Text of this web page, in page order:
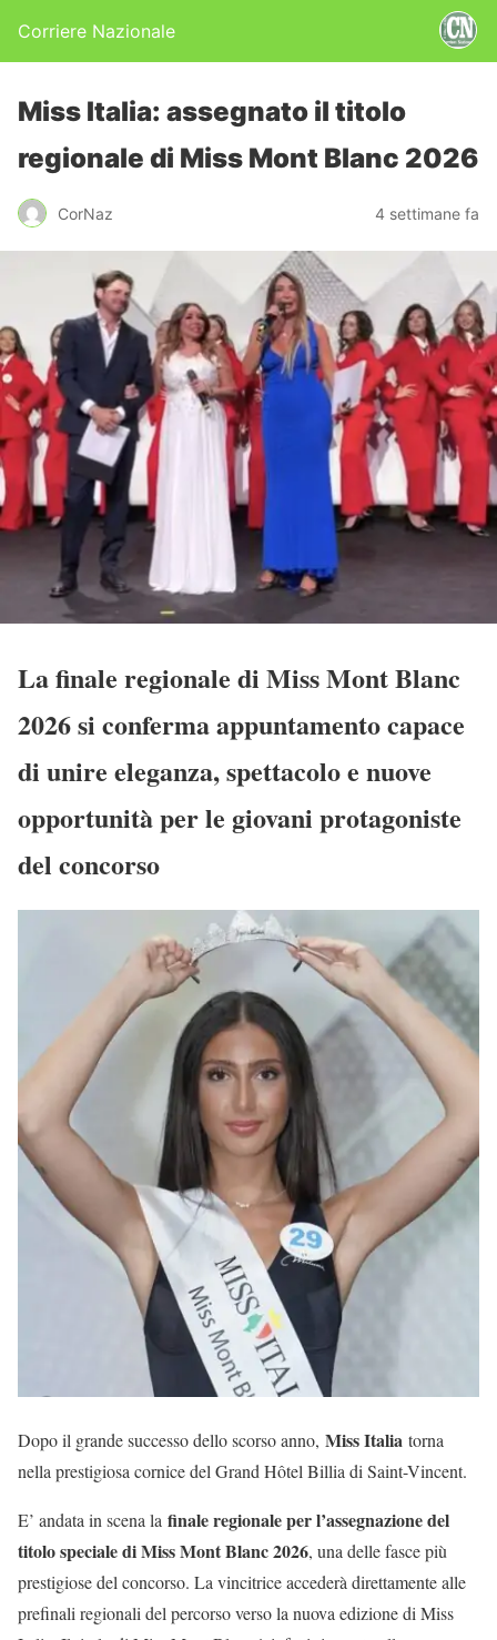
Corriere Nazionale
Miss Italia: assegnato il titolo
regionale di Miss Mont Blanc 2026
CorNaz 4 settimane fa
La finale regionale di Miss Mont Blanc
2026 si conferma appuntamento capace
di unire eleganza, spettacolo e nuove
opportunità per le giovani protagoniste
del concorso
Dopo il grande successo dello scorso anno, Miss Italia torna
nella prestigiosa cornice del Grand Hôtel Billia di Saint-Vincent.
E’ andata in scena la finale regionale per l’assegnazione del
titolo speciale di Miss Mont Blanc 2026, una delle fasce più
prestigiose del concorso. La vincitrice accederà direttamente alle
prefinali regionali del percorso verso la nuova edizione di Miss